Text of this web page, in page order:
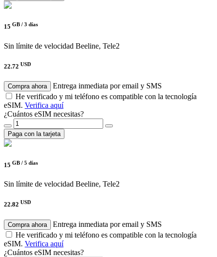
15 GB / 3 días
Sin límite de velocidad Beeline, Tele2
22.72 USD
Compra ahora
Entrega inmediata por email y SMS
He verificado y mi teléfono es compatible con la tecnología
eSIM. Verifica aquí
¿Cuántos eSIM necesitas?
Paga con la tarjeta
15 GB / 5 días
Sin límite de velocidad Beeline, Tele2
22.82 USD
Compra ahora
Entrega inmediata por email y SMS
He verificado y mi teléfono es compatible con la tecnología
eSIM. Verifica aquí
¿Cuántos eSIM necesitas?